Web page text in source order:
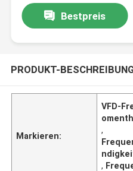
Bestpreis
PRODUKT-
Markieren:
VFD-
,
,